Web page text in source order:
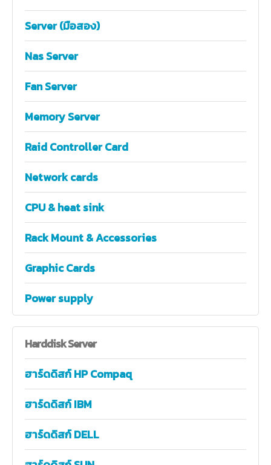
Server (มือสอง)
Nas Server
Fan Server
Memory Server
Raid Controller Card
Network cards
CPU & heat sink
Rack Mount & Accessories
Graphic Cards
Power supply
HarddiskServer
ฮาร์ดดิสก์ HP Compaq
ฮาร์ดดิสก์ IBM
ฮาร์ดดิสก์ DELL